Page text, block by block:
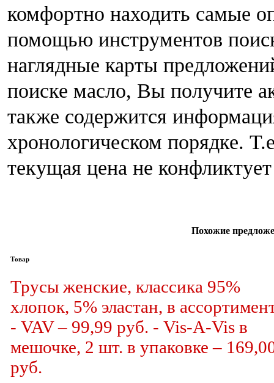
комфортно находить самые
помощью инструментов
наглядные карты
поиске масло, Вы получите
также содержится
хронологическом порядке.
текущая цена не
Похожие
Товар
Трусы женские, классика 95%
хлопок, 5% эластан, в
- VAV – 99,99 руб. - Vis-A-Vis в
мешочке, 2 шт. в упаковке –
руб.